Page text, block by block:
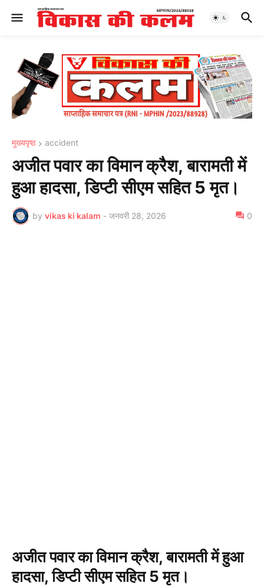
मुख्यपृष्ठ accident
अजीत पवार का विमान क्रैश, बारामती में
हुआ हादसा, डिप्टी सीएम सहित 5 मृत।
by vikas ki kalam - जनवरी 28, 2026 0
अजीत पवार का विमान क्रैश, बारामती में हुआ
हादसा, डिप्टी सीएम सहित 5 मृत।